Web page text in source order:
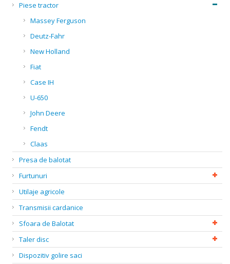
Piese tractor
Massey Ferguson
Deutz-Fahr
New Holland
Fiat
Case IH
U-650
John Deere
Fendt
Claas
Presa de balotat
Furtunuri
Utilaje agricole
Transmisii cardanice
Sfoara de Balotat
Taler disc
Dispozitiv golire saci